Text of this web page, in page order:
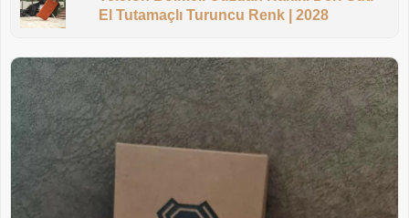
El Tutamaçlı Turuncu Renk | 2028